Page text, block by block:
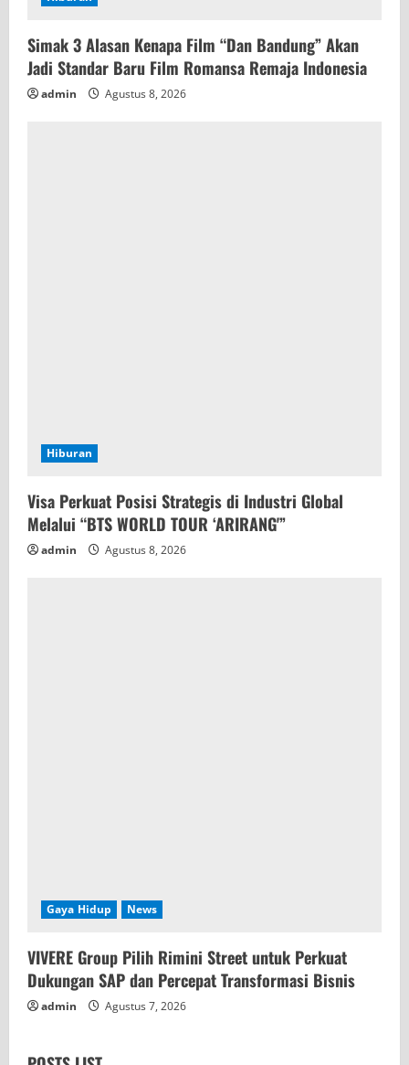
Simak 3 Alasan Kenapa Film “Dan Bandung” Akan
Jadi Standar Baru Film Romansa Remaja Indonesia
admin Agustus 8, 2026
Hiburan
Visa Perkuat Posisi Strategis di Industri Global
Melalui “BTS WORLD TOUR ‘ARIRANG'”
admin Agustus 8, 2026
Gaya Hidup News
VIVERE Group Pilih Rimini Street untuk Perkuat
Dukungan SAP dan Percepat Transformasi Bisnis
admin Agustus 7, 2026